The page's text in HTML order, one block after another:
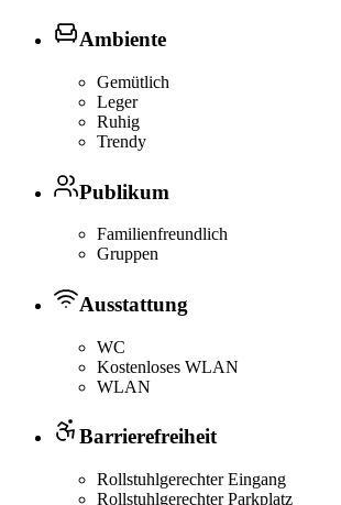
Ambiente
Gemütlich
Leger
Ruhig
Trendy
Publikum
Familienfreundlich
Gruppen
Ausstattung
WC
Kostenloses WLAN
WLAN
Barrierefreiheit
Rollstuhlgerechter Eingang
Rollstuhlgerechter Parkplatz